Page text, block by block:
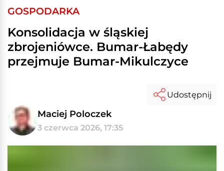
GOSPODARKA
Konsolidacja w śląskiej
zbrojeniówce. Bumar-Łabędy
przejmuje Bumar-Mikulczyce
Maciej Poloczek
3 czerwca 2026, 17:35
Udostępnij